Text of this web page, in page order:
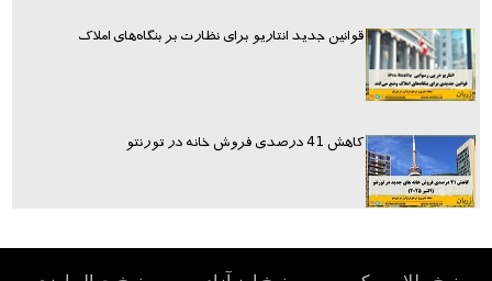
قوانین جدید انتاریو برای نظارت بر بنگاه‌های املاک
کاهش 41 درصدی فروش خانه در تورنتو